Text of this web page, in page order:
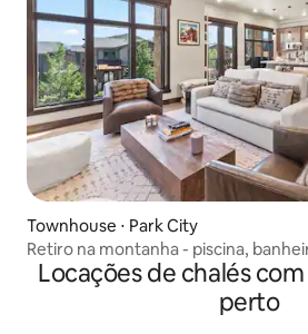
Townhouse ⋅ Park City
Retiro na montanha - piscina,
e academia
Locações de chalés
perto